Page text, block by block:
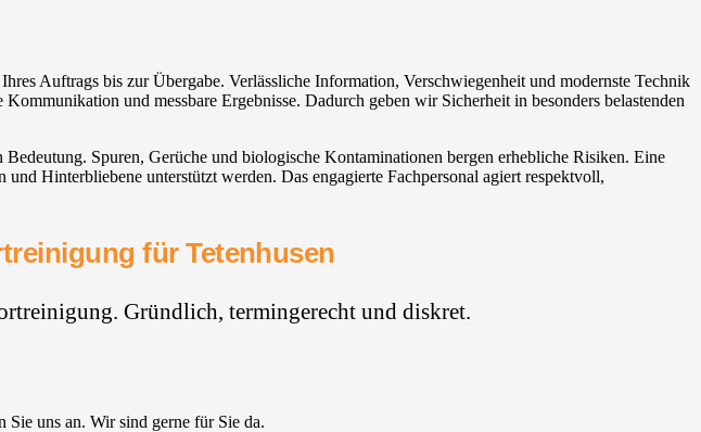
Auftrags bis zur Übergabe. Verlässliche Information, Verschwiegenheit und modernste Technik
und messbare Ergebnisse. Dadurch geben wir Sicherheit in besonders belastenden
Spuren, Gerüche und biologische Kontaminationen bergen erhebliche Risiken. Eine
Hinterbliebene unterstützt werden. Das engagierte Fachpersonal agiert respektvoll,
für Tetenhusen
Gründlich, termingerecht und diskret.
uns an. Wir sind gerne für Sie da.